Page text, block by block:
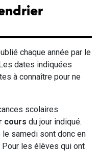
chaque année par le
dates indiquées
à connaître pour ne
scolaires
cours du jour indiqué.
samedi sont donc en
les élèves qui ont